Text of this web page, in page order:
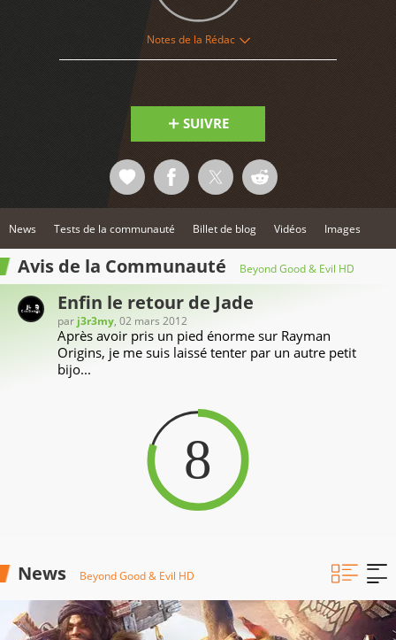
Notes de la Rédac
SUIVRE
News Tests de la communauté Billet de blog Vidéos Images
Avis de la Communauté Beyond Good & Evil HD
Enfin le retour de Jade
par j3r3my, 02 mars 2012
Après avoir pris un pied énorme sur Rayman
Origins, je me suis laissé tenter par un autre petit
bijo...
8
News Beyond Good & Evil HD